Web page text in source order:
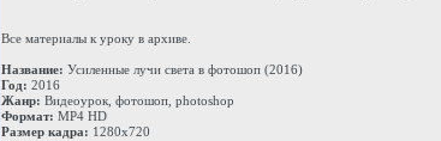
Все материалы к уроку в архиве.
Название: Усиленные лучи света в фотошоп (2016)
Год: 2016
Жанр: Видеоурок, фотошоп, photoshop
Формат: MP4 HD
Размер кадра: 1280х720